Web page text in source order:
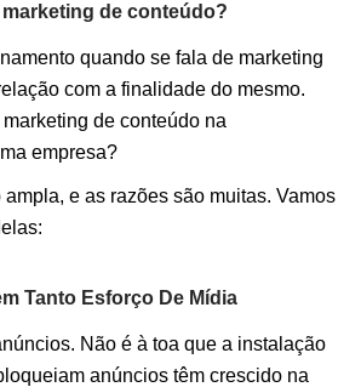
marketing de conteúdo?
quando se fala de marketing
com a finalidade do mesmo.
de conteúdo na
empresa?
e as razões são muitas. Vamos
Tanto Esforço De Mídia
Não é à toa que a instalação
anúncios têm crescido na